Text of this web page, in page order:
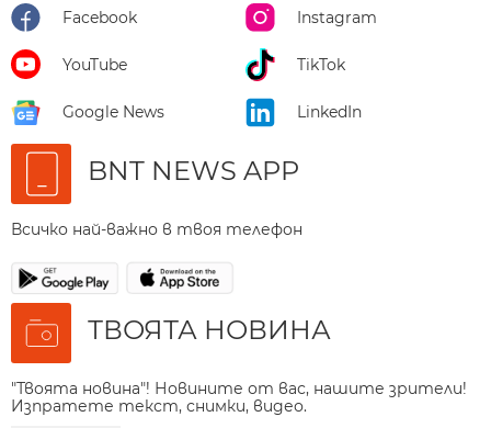
Facebook Instagram
YouTube TikTok
Google News LinkedIn
BNT NEWS APP
Всичко най-важно в твоя телефон
ТВОЯТА НОВИНА
"Твоята новина"! Новините от вас, нашите зрители!
Изпратете текст, снимки, видео.